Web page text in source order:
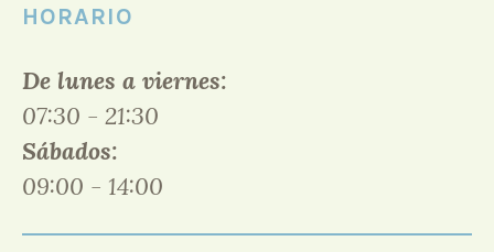
HORARIO
De lunes a viernes:
07:30 - 21:30
Sábados:
09:00 - 14:00